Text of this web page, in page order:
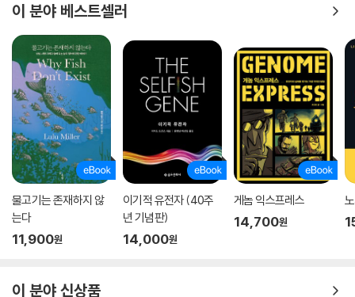
이 분야 베스트셀러
물고기는 존재하지 않
는다
11,900원
이기적 유전자 (40주
년 기념판)
14,000원
게놈 익스프레스
14,700원
이 분야 신상품